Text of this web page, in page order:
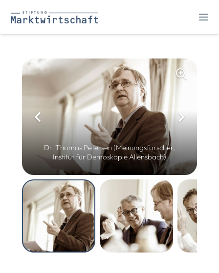
Dr. Thomas Petersen (Meinungsforscher,
Institut für Demoskopie Allensbach)